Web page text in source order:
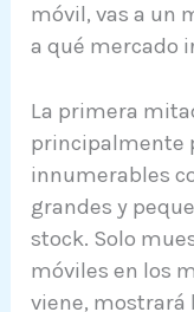
móvil, vas a un
a qué mercado
La primera
principalmente
innumerables
grandes y
stock. Solo
móviles en los
viene, mostrará